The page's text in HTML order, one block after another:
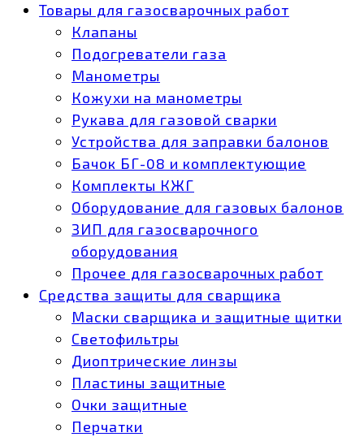
Товары для газосварочных работ
Клапаны
Подогреватели газа
Манометры
Кожухи на манометры
Рукава для газовой сварки
Устройства для заправки балонов
Бачок БГ-08 и комплектующие
Комплекты КЖГ
Оборудование для газовых балонов
ЗИП для газосварочного
оборудования
Прочее для газосварочных работ
Средства защиты для сварщика
Маски сварщика и защитные щитки
Светофильтры
Диоптрические линзы
Пластины защитные
Очки защитные
Перчатки